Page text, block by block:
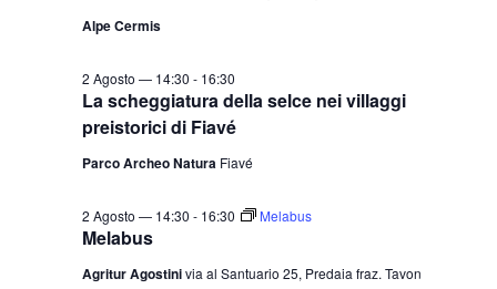
Alpe Cermis
La scheggiatura della selce nei villaggi
preistorici di Fiavé
2 Agosto — 14:30 - 16:30
Parco Archeo Natura Fiavé
Melabus
2 Agosto — 14:30 - 16:30 Melabus
Agritur Agostinivia al Santuario 25, Predaia fraz. Tavon